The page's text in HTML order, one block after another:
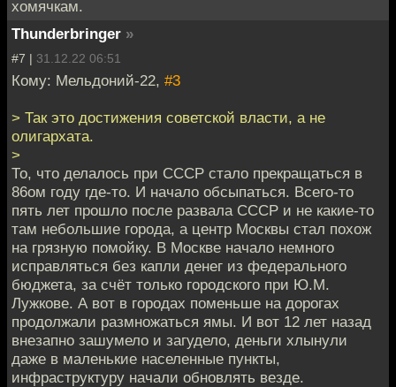
хомячкам.
Thunderbringer »
#7 | 31.12.22 06:51
Кому: Мельдоний-22, #3
> Так это достижения советской власти, а не
олигархата.
>
То, что делалось при СССР стало прекращаться в
86ом году где-то. И начало обсыпаться. Всего-то
пять лет прошло после развала СССР и не какие-то
там небольшие города, а центр Москвы стал похож
на грязную помойку. В Москве начало немного
исправляться без капли денег из федерального
бюджета, за счёт только городского при Ю.М.
Лужкове. А вот в городах поменьше на дорогах
продолжали размножаться ямы. И вот 12 лет назад
внезапно зашумело и загудело, деньги хлынули
даже в маленькие населенные пункты,
инфраструктуру начали обновлять везде.